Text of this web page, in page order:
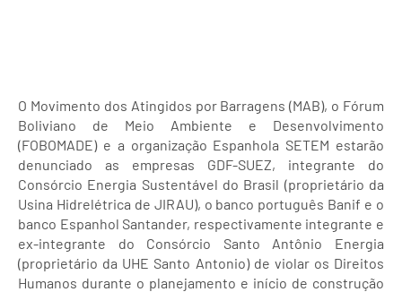
O Movimento dos Atingidos por Barragens (MAB), o Fórum
Boliviano de Meio Ambiente e Desenvolvimento
(FOBOMADE) e a organização Espanhola SETEM estarão
denunciado as empresas GDF-SUEZ, integrante do
Consórcio Energia Sustentável do Brasil (proprietário da
Usina Hidrelétrica de JIRAU), o banco português Banif e o
banco Espanhol Santander, respectivamente integrante e
ex-integrante do Consórcio Santo Antônio Energia
(proprietário da UHE Santo Antonio) de violar os Direitos
Humanos durante o planejamento e início de construção